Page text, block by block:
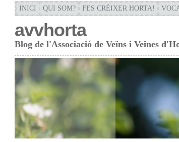
INICI QUI SOM? FES CRÉIXER HORTA!
avvhorta
Blog de l'Associació de Veïns i Veïnes